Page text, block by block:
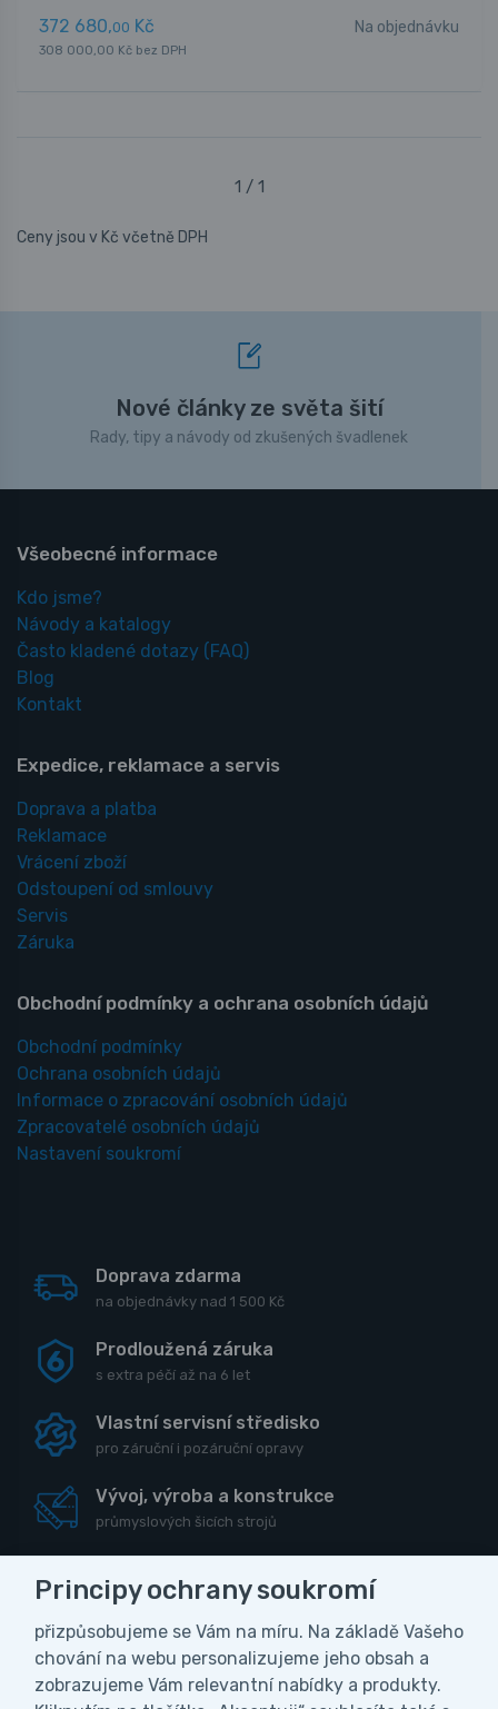
Vážení zákazníci, z důvodu čerpání
372 680,00 Kč Na objednávku
308 000,00 Kč bez DPH
1 / 1
Ceny jsou v Kč včetně DPH
Nové články ze světa šití
Rady, tipy a návody od zkušených švadlenek
Všeobecné informace
Kdo jsme?
Návody a katalogy
Často kladené dotazy (FAQ)
Blog
Kontakt
Expedice, reklamace a servis
Doprava a platba
Reklamace
Vrácení zboží
Odstoupení od smlouvy
Servis
Záruka
Obchodní podmínky a ochrana osobních údajů
Obchodní podmínky
Ochrana osobních údajů
Informace o zpracování osobních údajů
Zpracovatelé osobních údajů
Nastavení soukromí
Doprava zdarma
na objednávky nad 1 500 Kč
Prodloužená záruka
s extra péčí až na 6 let
Vlastní servisní středisko
pro záruční i pozáruční opravy
Vývoj, výroba a konstrukce
průmyslových šicích strojů
CZK
Principy ochrany soukromí
přizpůsobujeme se Vám na míru. Na základě Vašeho
chování na webu personalizujeme jeho obsah a
zobrazujeme Vám relevantní nabídky a produkty.